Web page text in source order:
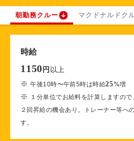
朝勤務クルー マクドナルドク
時給
1150 円 以上
※午後10時〜午前5時は時給25%増
※
１分単位でお給料を計算しますの
２回昇給の機会あり。トレーナー等へ
す。